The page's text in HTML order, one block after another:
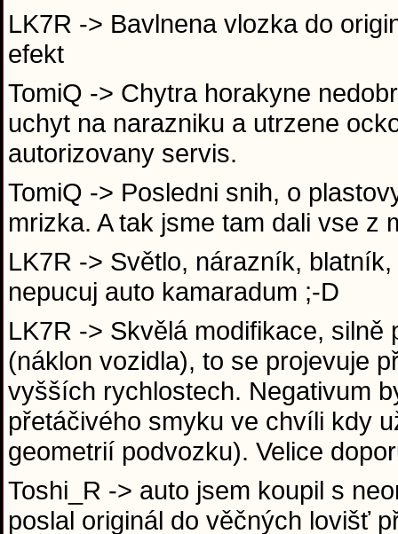
LK7R -> Bavlnena vlozka do
efekt
TomiQ -> Chytra horakyne
uchyt na narazniku a utrzene
autorizovany servis.
TomiQ -> Posledni snih, o
mrizka. A tak jsme tam dali vse z
LK7R -> Světlo, nárazník,
nepucuj auto kamaradum ;-D
LK7R -> Skvělá modifikace,
(náklon vozidla), to se projevuje
vyšších rychlostech. Negativum
přetáčivého smyku ve chvíli kdy
geometrií podvozku). Velice
Toshi_R -> auto jsem koupil s
poslal originál do věčných lovišť